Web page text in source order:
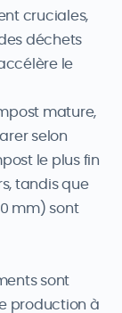
cruciales,
déchets
le
mature,
selon
le plus fin
tandis que
mm) sont
sont
production à